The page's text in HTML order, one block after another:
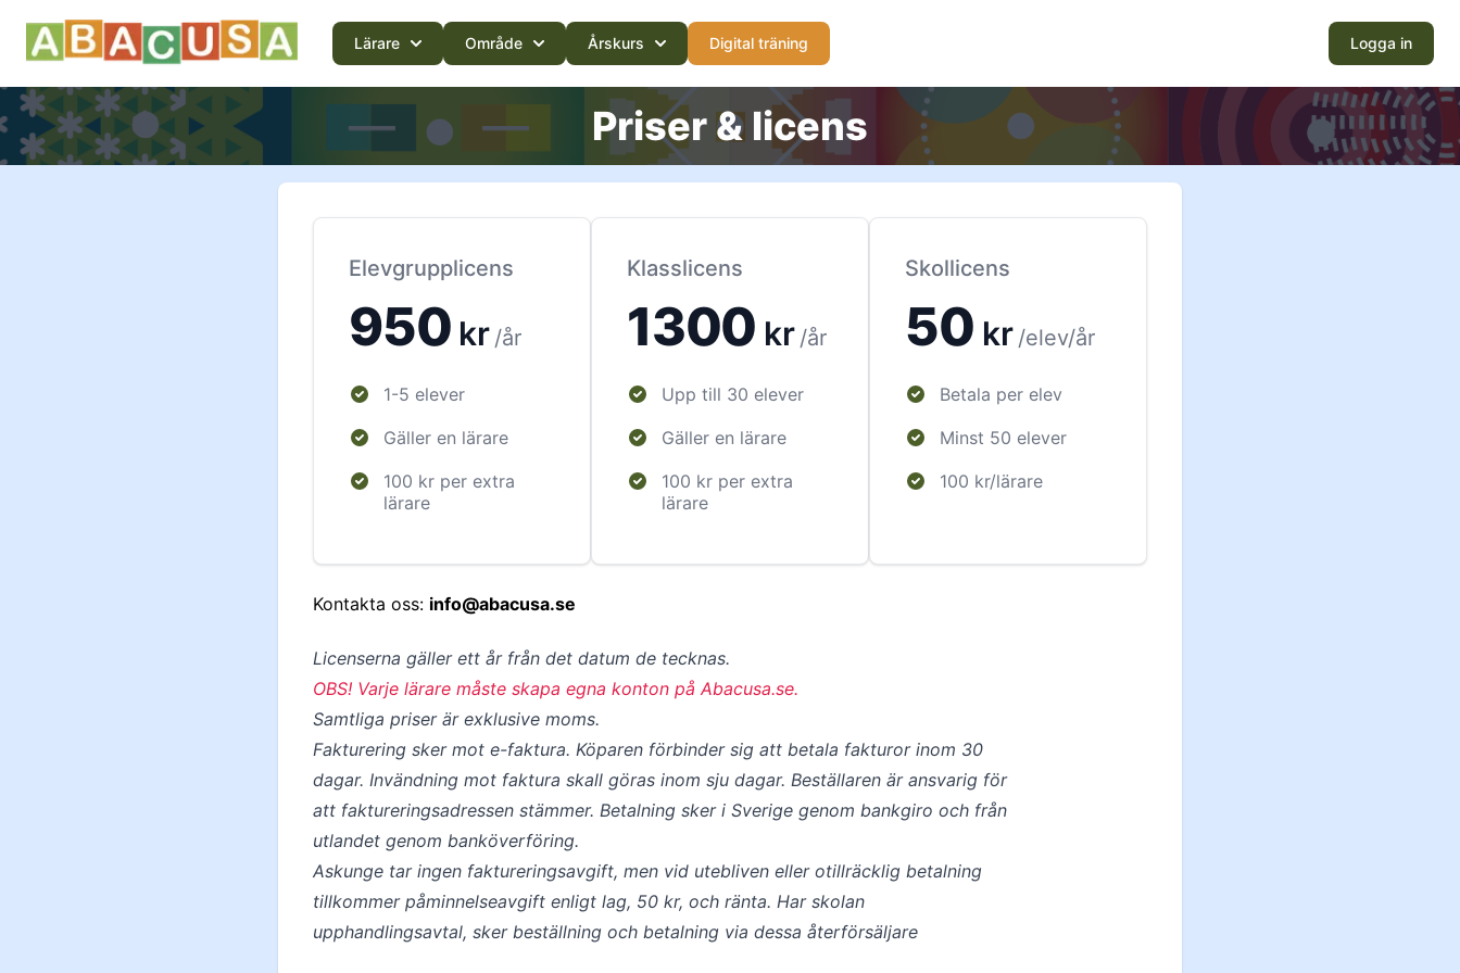
Lärare Område Årskurs Digital träning Logga in
Priser & licens
Elevgrupplicens
950 kr /år
1-5 elever
Gäller en lärare
100 kr per extra
lärare
Klasslicens
1300 kr /år
Upp till 30 elever
Gäller en lärare
100 kr per extra
lärare
Skollicens
50 kr /elev/år
Betala per elev
Minst 50 elever
100 kr/lärare
Kontakta oss: info@abacusa.se
Licenserna gäller ett år från det datum de tecknas.
OBS! Varje lärare måste skapa egna konton på Abacusa.se.
Samtliga priser är exklusive moms.
Fakturering sker mot e-faktura. Köparen förbinder sig att betala fakturor inom 30
dagar. Invändning mot faktura skall göras inom sju dagar. Beställaren är ansvarig för
att faktureringsadressen stämmer. Betalning sker i Sverige genom bankgiro och från
utlandet genom banköverföring.
Askunge tar ingen faktureringsavgift, men vid utebliven eller otillräcklig betalning
tillkommer påminnelseavgift enligt lag, 50 kr, och ränta. Har skolan
upphandlingsavtal, sker beställning och betalning via dessa återförsäljare